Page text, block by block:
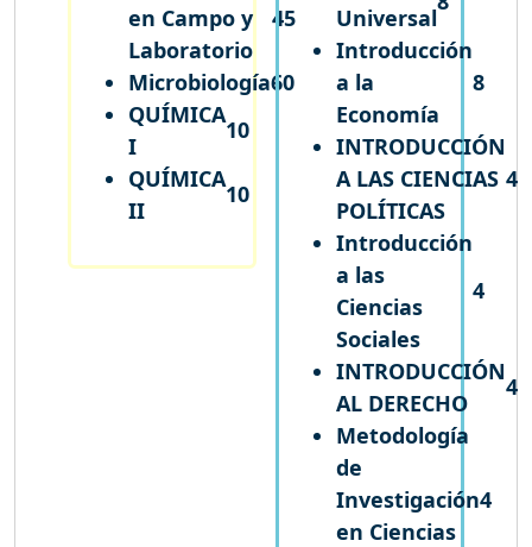
en Campo y
Laboratorio
45
Microbiología60
QUÍMICA
I
10
QUÍMICA
II
10
Universal
Introducción
a la
Economía
8
INTRODUCCIÓN
A LAS CIENCIAS
POLÍTICAS
4
Introducción
a las
Ciencias
Sociales
4
INTRODUCCIÓN
AL DERECHO
4
Metodología
de
Investigación
en Ciencias
4